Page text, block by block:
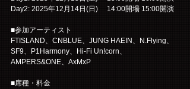
Day2: 2025年12月14日(日)　 14:00開場 15:00開演
■参加アーティスト
FTISLAND、CNBLUE、JUNG HAEIN、N.Flying、
SF9、P1Harmony、Hi-Fi Un!corn、
AMPERS&ONE、AxMxP
■席種・料金